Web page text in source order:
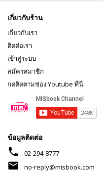
เกี่ยวกับร้าน
เกี่ยวกับเรา
ติดต่อเรา
เข้าสู่ระบบ
สมัครสมาชิก
กดติดตามช่อง Youtube ที่นี่
ข้อมูลติดต่อ
phone 02-294-8777
mail
no-reply@misbook.com